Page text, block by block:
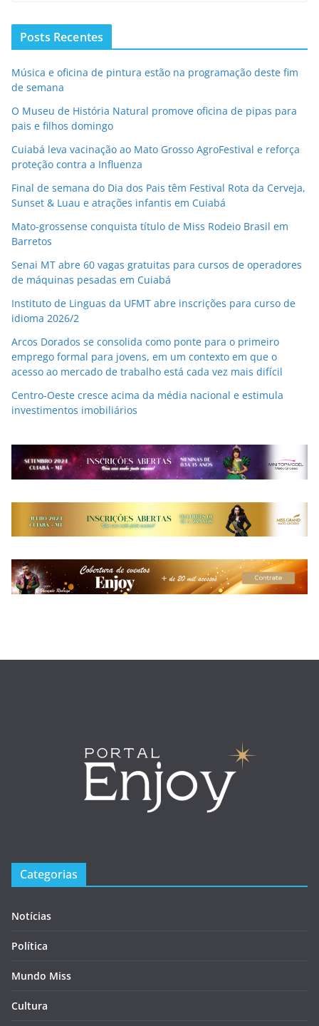
Posts Recentes
Música e oficina de pintura estão na programação deste fim
de semana
O Museu de História Natural promove oficina de pipas para
pais e filhos domingo
Cuiabá leva vacinação ao Mato Grosso AgroFestival e reforça
proteção contra a Influenza
Final de semana do Dia dos Pais têm Festival Rota da Cerveja,
Sunset & Luau e atrações infantis em Cuiabá
Mato-grossense conquista título de Miss Rodeio Brasil em
Barretos
Senai MT abre 60 vagas gratuitas para cursos de operadores
de máquinas pesadas em Cuiabá
Instituto de Linguas da UFMT abre inscrições para curso de
idioma 2026/2
Arcos Dorados se consolida como ponte para o primeiro
emprego formal para jovens, em um contexto em que o
acesso ao mercado de trabalho está cada vez mais difícil
Centro-Oeste cresce acima da média nacional e estimula
investimentos imobiliários
Categorias
Notícias
Política
Mundo Miss
Cultura